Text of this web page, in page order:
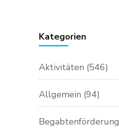
Kategorien
Aktivitäten (546)
Allgemein (94)
Begabtenförderung